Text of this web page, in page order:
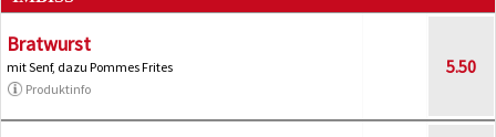
Bratwurst
mit Senf, dazu Pommes Frites
Produktinfo
5.50